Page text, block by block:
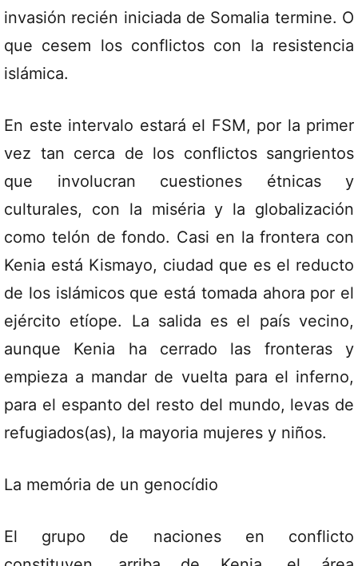
invasión recién iniciada de Somalia termine. O
que cesem los conflictos con la resistencia
islámica.
En este intervalo estará el FSM, por la primer
vez tan cerca de los conflictos sangrientos
que involucran cuestiones étnicas y
culturales, con la miséria y la globalización
como telón de fondo. Casi en la frontera con
Kenia está Kismayo, ciudad que es el reducto
de los islámicos que está tomada ahora por el
ejército etíope. La salida es el país vecino,
aunque Kenia ha cerrado las fronteras y
empieza a mandar de vuelta para el inferno,
para el espanto del resto del mundo, levas de
refugiados(as), la mayoria mujeres y niños.
La memória de un genocídio
El grupo de naciones en conflicto